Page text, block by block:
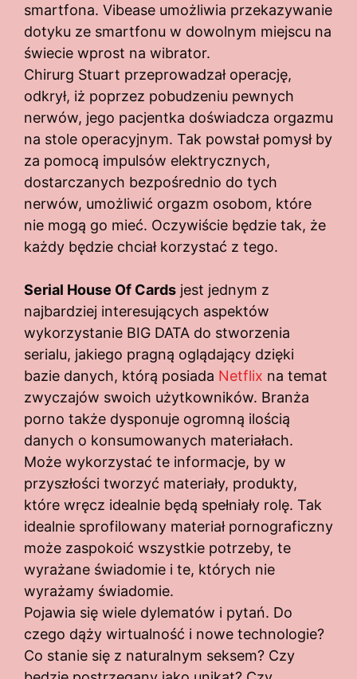
smartfona. Vibease umożliwia przekazywanie
dotyku ze smartfonu w dowolnym miejscu na
świecie wprost na wibrator.
Chirurg Stuart przeprowadzał operację,
odkrył, iż poprzez pobudzeniu pewnych
nerwów, jego pacjentka doświadcza orgazmu
na stole operacyjnym. Tak powstał pomysł by
za pomocą impulsów elektrycznych,
dostarczanych bezpośrednio do tych
nerwów, umożliwić orgazm osobom, które
nie mogą go mieć. Oczywiście będzie tak, że
każdy będzie chciał korzystać z tego.
Serial House Of Cards jest jednym z
najbardziej interesujących aspektów
wykorzystanie BIG DATA do stworzenia
serialu, jakiego pragną oglądający dzięki
bazie danych, którą posiada Netflix na temat
zwyczajów swoich użytkowników. Branża
porno także dysponuje ogromną ilością
danych o konsumowanych materiałach.
Może wykorzystać te informacje, by w
przyszłości tworzyć materiały, produkty,
które wręcz idealnie będą spełniały rolę. Tak
idealnie sprofilowany materiał pornograficzny
może zaspokoić wszystkie potrzeby, te
wyrażane świadomie i te, których nie
wyrażamy świadomie.
Pojawia się wiele dylematów i pytań. Do
czego dąży wirtualność i nowe technologie?
Co stanie się z naturalnym seksem? Czy